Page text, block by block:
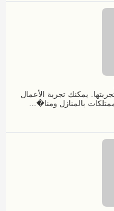
يمكنك تجربة الأعمال
بالمنازل ومنا�...